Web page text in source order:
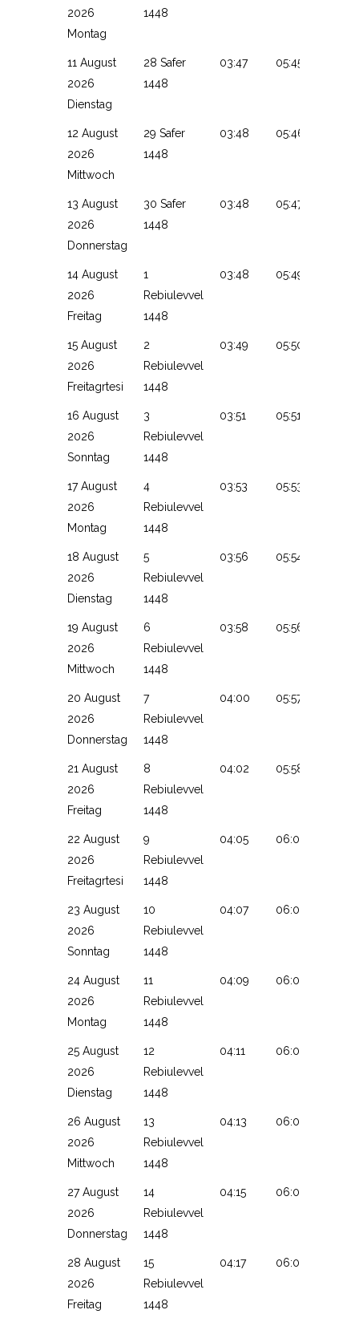
2026
Montag
1448
11 August
2026
Dienstag
28 Safer
1448
03:47 05:45
12 August
2026
Mittwoch
29 Safer
1448
03:48 05:46
13 August
2026
Donnerstag
30 Safer
1448
03:48 05:47
14 August
2026
Freitag
1
Rebiulevvel
1448
03:48 05:49
15 August
2026
Freitagrtesi
2
Rebiulevvel
1448
03:49 05:50
16 August
2026
Sonntag
3
Rebiulevvel
1448
03:51 05:51
17 August
2026
Montag
4
Rebiulevvel
1448
03:53 05:53
18 August
2026
Dienstag
5
Rebiulevvel
1448
03:56 05:54
19 August
2026
Mittwoch
6
Rebiulevvel
1448
03:58 05:56
20 August
2026
Donnerstag
7
Rebiulevvel
1448
04:00 05:57
21 August
2026
Freitag
8
Rebiulevvel
1448
04:02 05:58
22 August
2026
Freitagrtesi
9
Rebiulevvel
1448
04:05 06:00
23 August
2026
Sonntag
10
Rebiulevvel
1448
04:07 06:01
24 August
2026
Montag
11
Rebiulevvel
1448
04:09 06:03
25 August
2026
Dienstag
12
Rebiulevvel
1448
04:11 06:04
26 August
2026
Mittwoch
13
Rebiulevvel
1448
04:13 06:05
27 August
2026
Donnerstag
14
Rebiulevvel
1448
04:15 06:07
28 August
2026
Freitag
15
Rebiulevvel
1448
04:17 06:08